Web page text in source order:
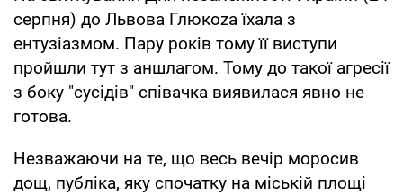
серпня) до Львова Глюкоzа їхала з
ентузіазмом. Пару років тому її виступи
пройшли тут з аншлагом. Тому до такої агресії
з боку "сусідів" співачка виявилася явно не
готова.
Незважаючи на те, що весь вечір моросив
дощ, публіка, яку спочатку на міській площі